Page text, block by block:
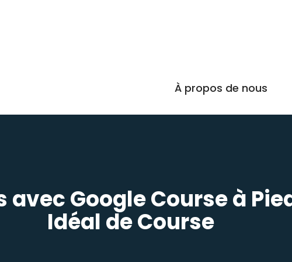
À propos de nous
Google Course à
Idéal de Course